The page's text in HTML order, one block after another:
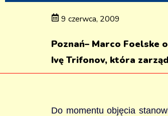
9 czerwca, 2009
Poznań– Marco Foelske
Ivę Trifonov, która
Do momentu objęcia